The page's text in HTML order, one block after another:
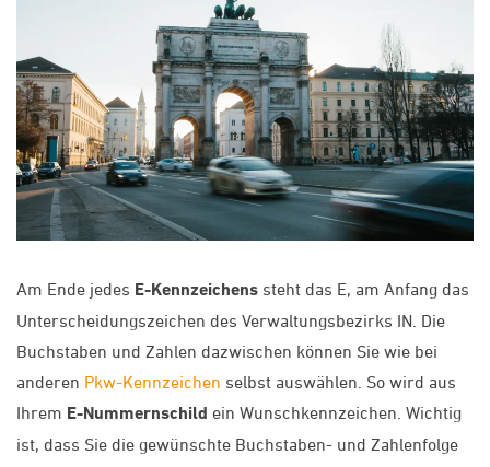
Am Ende jedes E-Kennzeichens steht das E, am Anfang das
Unterscheidungszeichen des Verwaltungsbezirks IN. Die
Buchstaben und Zahlen dazwischen können Sie wie bei
anderen Pkw-Kennzeichen selbst auswählen. So wird aus
Ihrem E-Nummernschild ein Wunschkennzeichen. Wichtig
ist, dass Sie die gewünschte Buchstaben- und Zahlenfolge